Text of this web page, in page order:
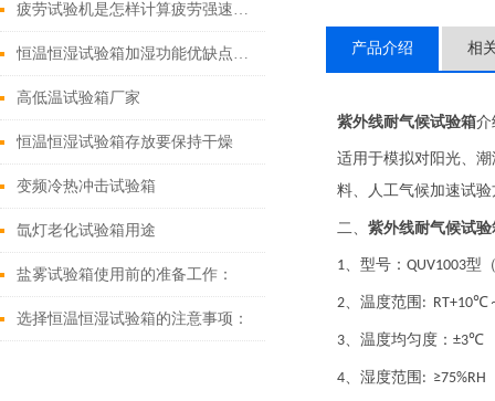
疲劳试验机是怎样计算疲劳强速的呢
恒温恒湿试验箱加湿功能优缺点对比
高低温试验箱厂家
恒温恒湿试验箱存放要保持干燥
变频冷热冲击试验箱
氙灯老化试验箱用途
盐雾试验箱使用前的准备工作：
选择恒温恒湿试验箱的注意事项：
产品介绍 相
紫外线耐气候试验箱介
适用于模拟对阳光、
料、人工气候加速试
二、 紫外线耐气候试验
1、型号： QUV1003型
2、温度范围 : RT+10℃
3、温度均匀度： ±3℃
4、湿度范围 : ≥75%RH